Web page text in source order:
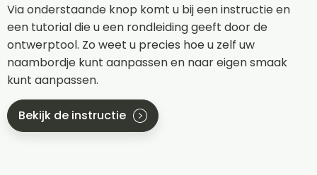
Via onderstaande knop komt u bij een instructie en
een tutorial die u een rondleiding geeft door de
ontwerptool. Zo weet u precies hoe u zelf uw
naambordje kunt aanpassen en naar eigen smaak
kunt aanpassen.
Bekijk de instructie